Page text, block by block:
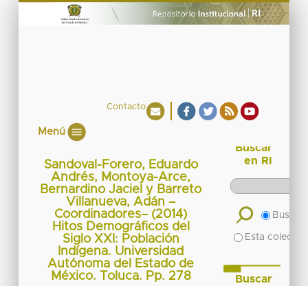
Contacto
Menú
Sandoval-Forero, Eduardo
Andrés, Montoya-Arce,
Bernardino Jaciel y Barreto
Villanueva, Adán –
Coordinadores– (2014)
Hitos Demográficos del
Siglo XXI: Población
Indígena. Universidad
Autónoma del Estado de
México. Toluca. Pp. 278
Buscar
en RI
Buscar
Esta
Buscar